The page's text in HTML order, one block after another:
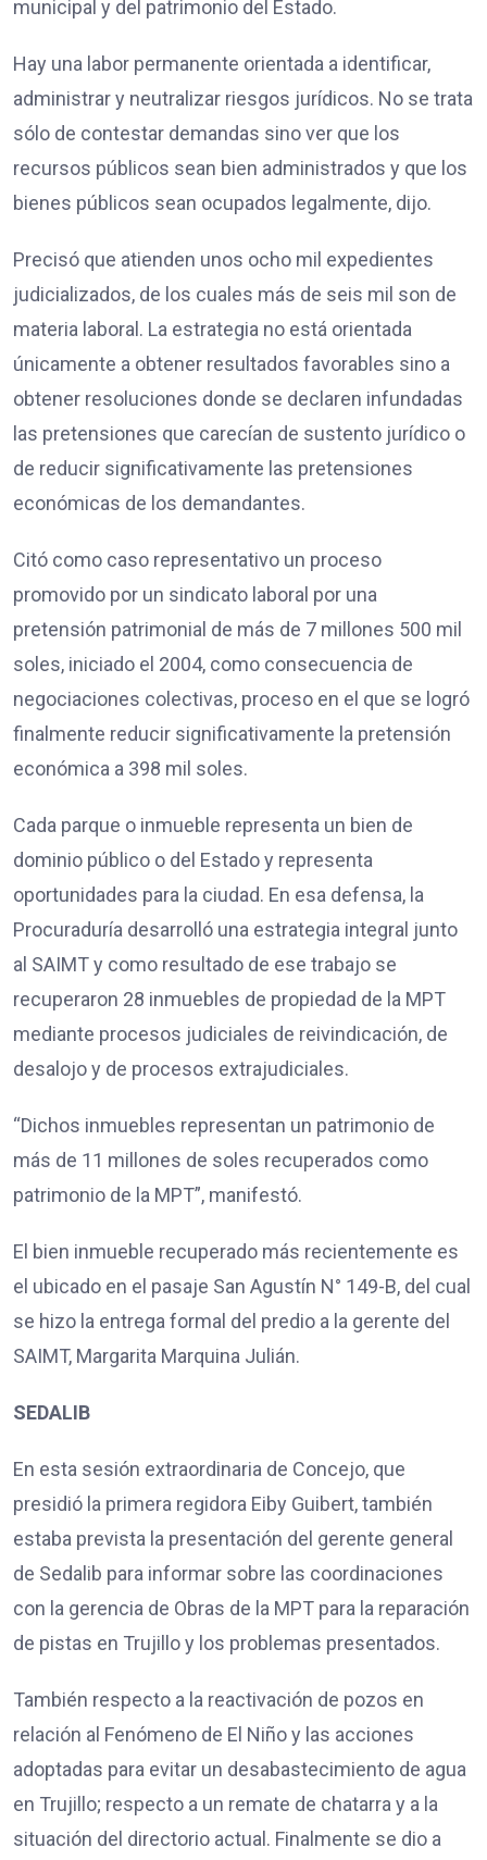
municipal y del patrimonio del Estado.
Hay una labor permanente orientada a identificar,
administrar y neutralizar riesgos jurídicos. No se trata
sólo de contestar demandas sino ver que los
recursos públicos sean bien administrados y que los
bienes públicos sean ocupados legalmente, dijo.
Precisó que atienden unos ocho mil expedientes
judicializados, de los cuales más de seis mil son de
materia laboral. La estrategia no está orientada
únicamente a obtener resultados favorables sino a
obtener resoluciones donde se declaren infundadas
las pretensiones que carecían de sustento jurídico o
de reducir significativamente las pretensiones
económicas de los demandantes.
Citó como caso representativo un proceso
promovido por un sindicato laboral por una
pretensión patrimonial de más de 7 millones 500 mil
soles, iniciado el 2004, como consecuencia de
negociaciones colectivas, proceso en el que se logró
finalmente reducir significativamente la pretensión
económica a 398 mil soles.
Cada parque o inmueble representa un bien de
dominio público o del Estado y representa
oportunidades para la ciudad. En esa defensa, la
Procuraduría desarrolló una estrategia integral junto
al SAIMT y como resultado de ese trabajo se
recuperaron 28 inmuebles de propiedad de la MPT
mediante procesos judiciales de reivindicación, de
desalojo y de procesos extrajudiciales.
“Dichos inmuebles representan un patrimonio de
más de 11 millones de soles recuperados como
patrimonio de la MPT”, manifestó.
El bien inmueble recuperado más recientemente es
el ubicado en el pasaje San Agustín N° 149-B, del cual
se hizo la entrega formal del predio a la gerente del
SAIMT, Margarita Marquina Julián.
SEDALIB
En esta sesión extraordinaria de Concejo, que
presidió la primera regidora Eiby Guibert, también
estaba prevista la presentación del gerente general
de Sedalib para informar sobre las coordinaciones
con la gerencia de Obras de la MPT para la reparación
de pistas en Trujillo y los problemas presentados.
También respecto a la reactivación de pozos en
relación al Fenómeno de El Niño y las acciones
adoptadas para evitar un desabastecimiento de agua
en Trujillo; respecto a un remate de chatarra y a la
situación del directorio actual. Finalmente se dio a